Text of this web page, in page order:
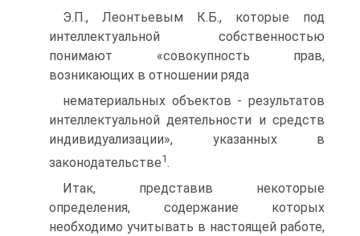
Э.П., Леонтьевым К.Б., которые под
интеллектуальной собственностью
понимают «совокупность прав,
возникающих в отношении ряда
нематериальных объектов - результатов
интеллектуальной деятельности и средств
индивидуализации», указанных в
законодательстве1.
Итак, представив некоторые
определения, содержание которых
необходимо учитывать в настоящей работе,